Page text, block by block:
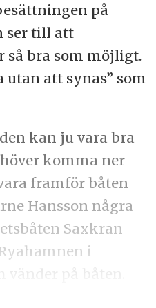
på
ser till att
bra som möjligt.
utan att synas” som
kan ju vara bra
komma ner
framför båten
Hansson några
Saxkran
i